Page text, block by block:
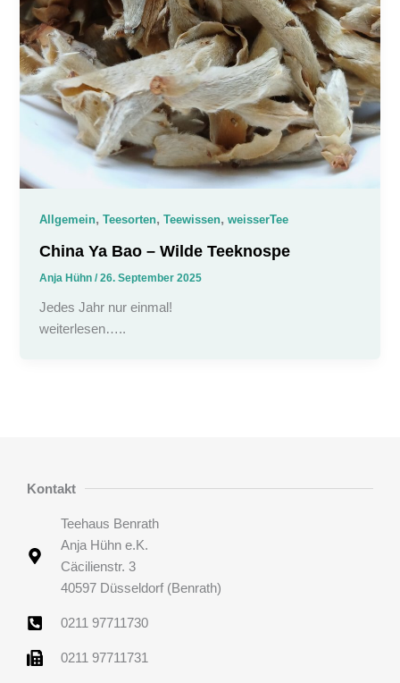
Allgemein,Teesorten,Teewissen,weisserTee
China Ya Bao – Wilde Teeknospe
Anja Hühn/26. September 2025
Jedes Jahr nur einmal!
weiterlesen…..
Kontakt
Teehaus Benrath
Anja Hühn e.K.
Cäcilienstr. 3
40597 Düsseldorf (Benrath)
0211 97711730
0211 97711731